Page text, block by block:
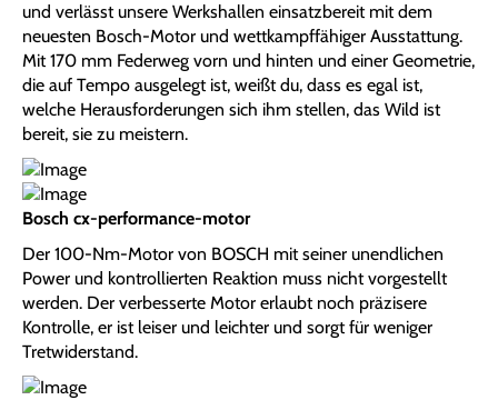
und verlässt unsere Werkshallen einsatzbereit mit dem
neuesten Bosch-Motor und wettkampffähiger Ausstattung.
Mit 170 mm Federweg vorn und hinten und einer Geometrie,
die auf Tempo ausgelegt ist, weißt du, dass es egal ist,
welche Herausforderungen sich ihm stellen, das Wild ist
bereit, sie zu meistern.
Bosch cx-performance-motor
Der 100-Nm-Motor von BOSCH mit seiner unendlichen
Power und kontrollierten Reaktion muss nicht vorgestellt
werden. Der verbesserte Motor erlaubt noch präzisere
Kontrolle, er ist leiser und leichter und sorgt für weniger
Tretwiderstand.